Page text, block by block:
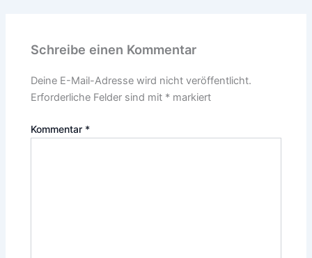
Schreibe einen Kommentar
Deine E-Mail-Adresse wird nicht veröffentlicht.
Erforderliche Felder sind mit * markiert
Kommentar *